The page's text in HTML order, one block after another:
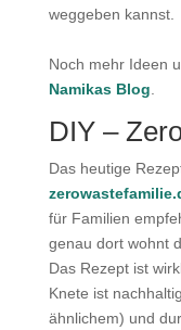
weggeben kannst.
Noch mehr Ideen
Namikas Blog.
DIY –
Das heutige
für Familien
genau dort wohnt
Das Rezept ist
Knete ist
ähnlichem) und